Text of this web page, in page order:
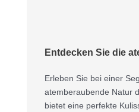
Entdecken Sie die
Erleben Sie bei einer
atemberaubende Natur
bietet eine perfekte